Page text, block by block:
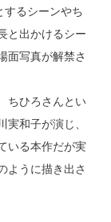
するシーンやち
と出かけるシー
面写真が解禁さ
ちひろさんとい
和子が演じ、
いる本作だが実
ように描き出さ